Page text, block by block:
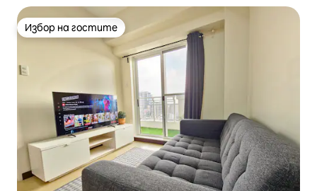
Избор на гостите
Избор на гостите